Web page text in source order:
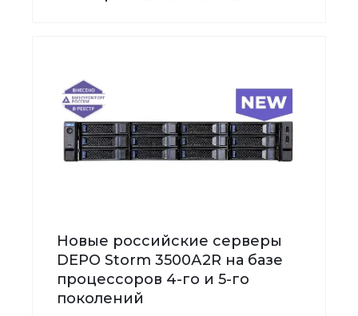
Новые российские серверы
DEPO Storm 3500А2R на базе
процессоров 4-го и 5-го
поколений